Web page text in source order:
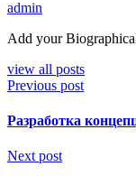
admin
Add your
view all posts
Previous post
Разработка
Next post